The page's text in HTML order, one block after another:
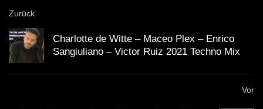
Zurück
Charlotte de Witte – Maceo Plex – Enrico
Sangiuliano – Victor Ruiz 2021 Techno Mix
Vor